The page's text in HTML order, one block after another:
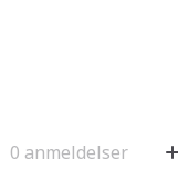
0 anmeldelser